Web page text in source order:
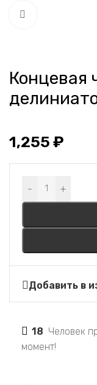
Концевая
1,255 ₽
- +
Alternative:
Добавить в
18 Человек
момент!